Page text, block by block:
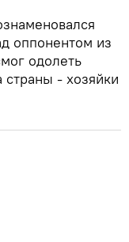
оппонентом из
одолеть
- хозяйки